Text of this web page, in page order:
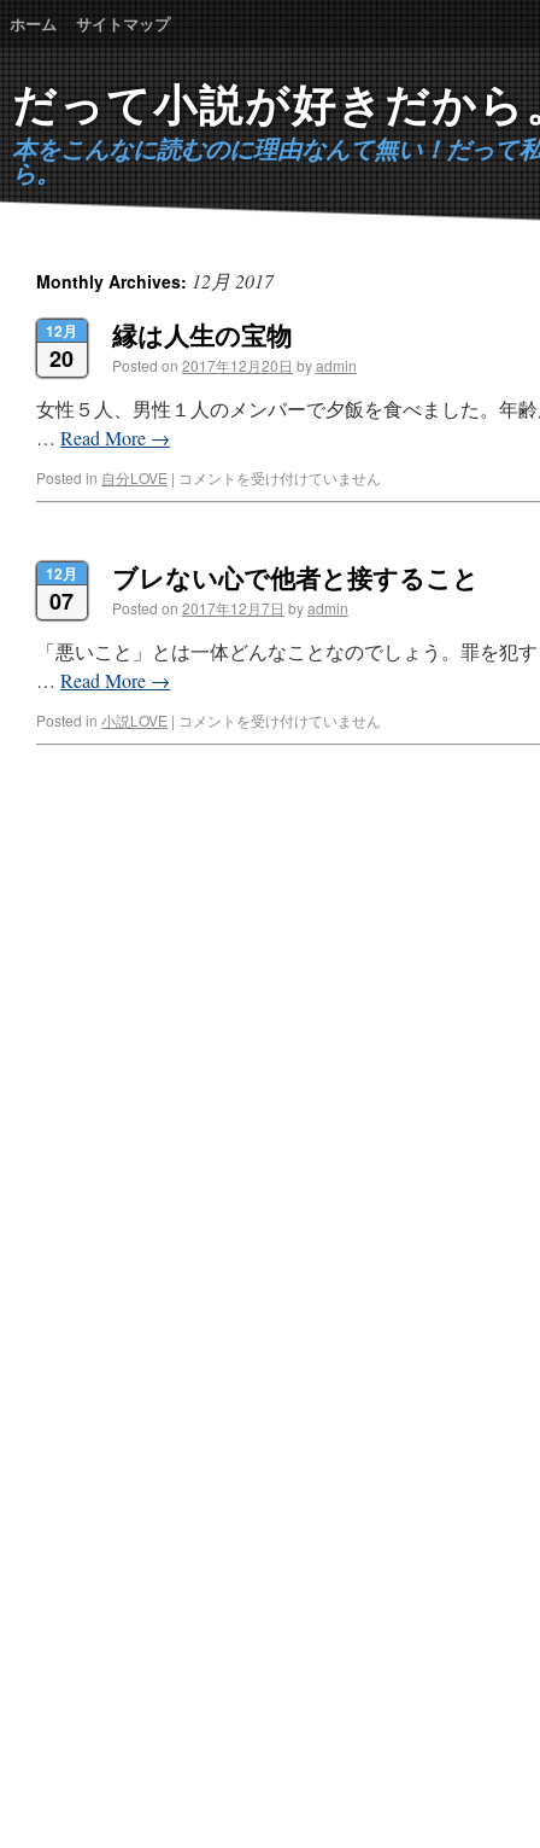
ホーム サイトマップ
だって小説が好きだから
本をこんなに読むのに理由なんて無い！だって
ら。
Monthly Archives: 12月 2017
12月
20
縁は人生の宝物
Posted on 2017年12月20日 byadmin
女性５人、男性１人のメンバーで夕飯を食べました。年
… Read More →
Posted in 自分LOVE | コメントを受け付けていません
12月
07
ブレない心で他者と接すること
Posted on 2017年12月7日 byadmin
「悪いこと」とは一体どんなことなのでしょう。罪を犯
… Read More →
Posted in 小説LOVE | コメントを受け付けていません